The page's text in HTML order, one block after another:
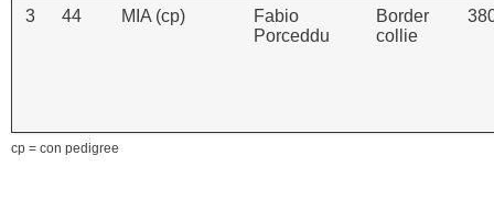
3 44 MIA (cp)
Fabio
Porceddu
Border
collie
cp = con pedigree